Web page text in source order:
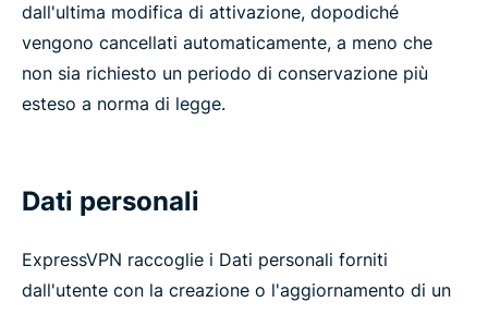
dall'ultima modifica di attivazione, dopodiché
vengono cancellati automaticamente, a meno che
non sia richiesto un periodo di conservazione più
esteso a norma di legge.
Dati personali
ExpressVPN raccoglie i Dati personali forniti
dall'utente con la creazione o l'aggiornamento di un